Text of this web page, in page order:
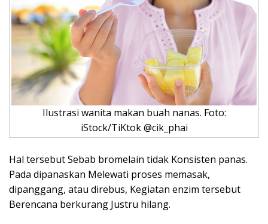
Ilustrasi wanita makan buah nanas. Foto:
iStock/TiKtok @cik_phai
Hal tersebut Sebab bromelain tidak Konsisten panas.
Pada dipanaskan Melewati proses memasak,
dipanggang, atau direbus, Kegiatan enzim tersebut
Berencana berkurang Justru hilang.